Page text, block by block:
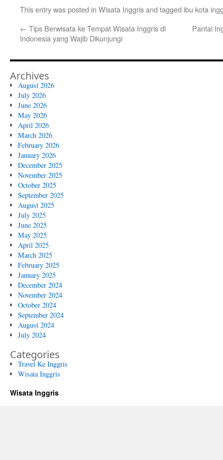
This entry was posted in Wisata Inggrisand tagged ibu kota
← Tips Berwisata ke Tempat Wisata Inggris di
Indonesia yang Wajib Dikunjungi
Pantai
Archives
August 2026
July 2026
June 2026
May 2026
April 2026
March 2026
February 2026
January 2026
December 2025
November 2025
October 2025
September 2025
August 2025
July 2025
June 2025
May 2025
April 2025
March 2025
February 2025
January 2025
December 2024
November 2024
October 2024
September 2024
August 2024
July 2024
Categories
Travel Ke Inggris
Wisata Inggris
Wisata Inggris